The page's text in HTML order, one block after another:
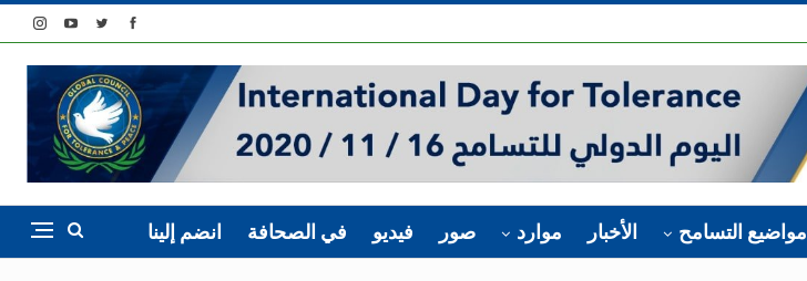
مواضيع التسامح الأخبار موارد صور فيديو في الصحافة انضم إلينا